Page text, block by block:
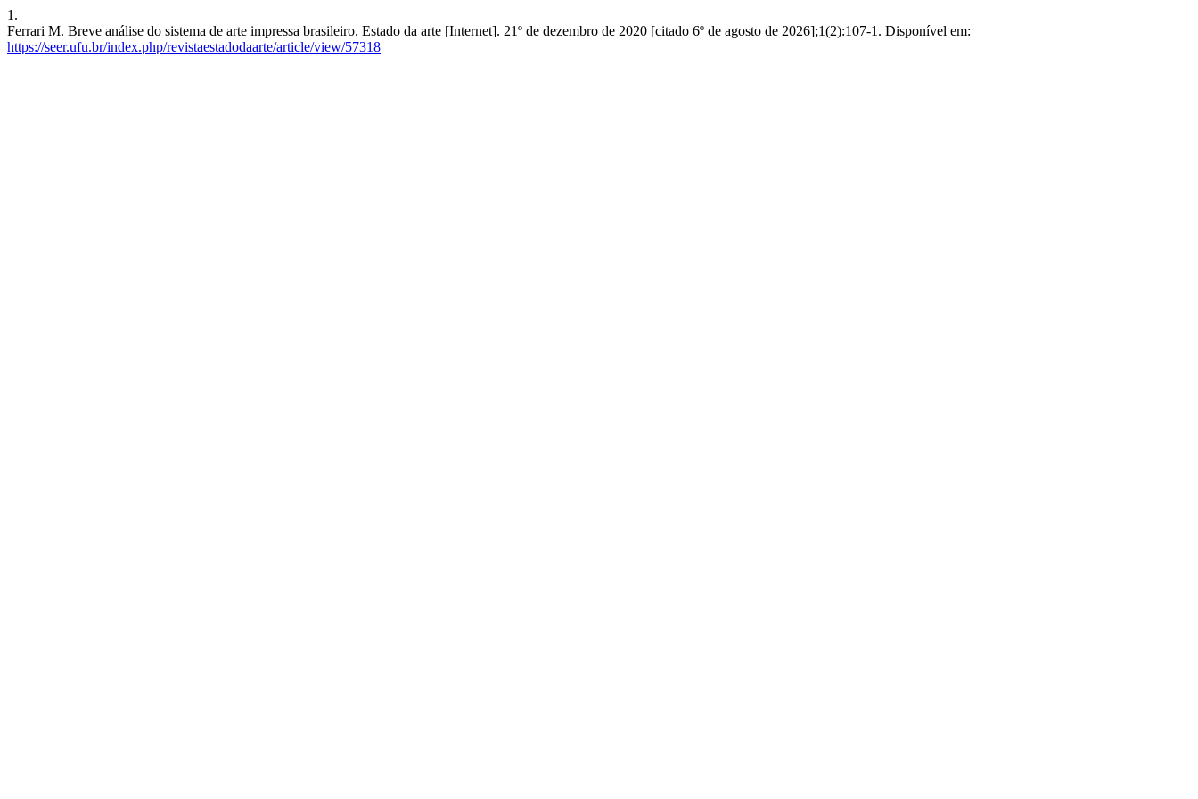
1.
Ferrari M. Breve análise do sistema de arte impressa brasileiro. Estado da arte [Internet]. 21º de dezembro de 2020 [citado 6º de agosto de 2026];1(2):107-1. Disponível em:
https://seer.ufu.br/index.php/revistaestadodaarte/article/view/57318